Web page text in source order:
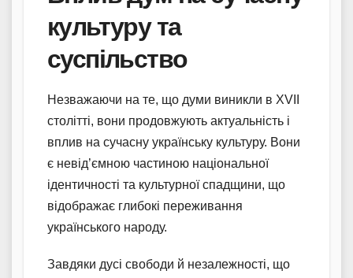
культуру та
суспільство
Незважаючи на те, що думи виникли в XVII
столітті, вони продовжують актуальність і
вплив на сучасну українську культуру. Вони
є невід’ємною частиною національної
ідентичності та культурної спадщини, що
відображає глибокі переживання
українського народу.
Завдяки дусі свободи й незалежності, що